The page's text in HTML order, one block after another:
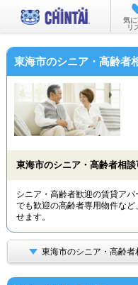
気
リ
東海市のシニア・高齢者
東海市のシニア・高齢者相
シニア・高齢者歓迎の賃貸ア
でも歓迎の高齢者専用物件な
せます。
東海市のシニア・高齢